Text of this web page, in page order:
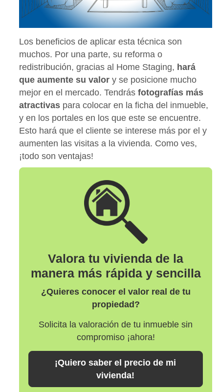
Los beneficios de aplicar esta técnica son
muchos. Por una parte, su reforma o
redistribución, gracias al Home Staging, hará
que aumente su valor y se posicione mucho
mejor en el mercado. Tendrásfotografías más
atractivas para colocar en la ficha del inmueble,
y en los portales en los que este se encuentre.
Esto hará que el cliente se interese más por el y
aumenten las visitas a la vivienda. Como ves,
¡todo son ventajas!
Valora tu vivienda de la
manera más rápida y sencilla
¿Quieres conocer el valor real de tu
propiedad?
Solicita la valoración de tu inmueble sin
compromiso ¡ahora!
¡Quiero saber el precio de mi
vivienda!